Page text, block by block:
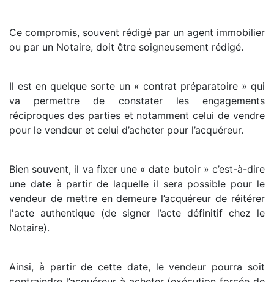
Ce compromis, souvent rédigé par un agent immobilier
ou par un Notaire, doit être soigneusement rédigé.
Il est en quelque sorte un « contrat préparatoire » qui
va permettre de constater les engagements
réciproques des parties et notamment celui de vendre
pour le vendeur et celui d’acheter pour l’acquéreur.
Bien souvent, il va fixer une « date butoir » c’est-à-dire
une date à partir de laquelle il sera possible pour le
vendeur de mettre en demeure l’acquéreur de réitérer
l'acte authentique (de signer l’acte définitif chez le
Notaire).
Ainsi, à partir de cette date, le vendeur pourra soit